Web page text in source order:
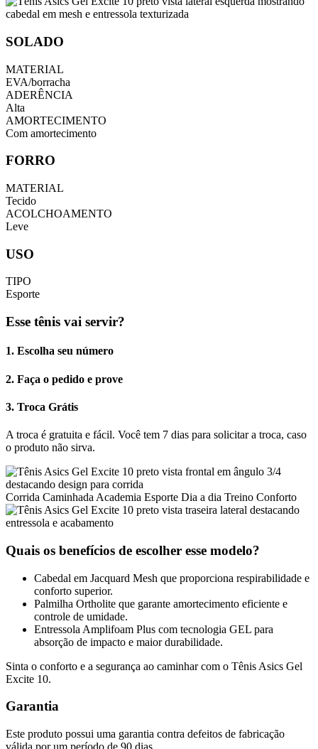
SOLADO
MATERIAL
EVA/borracha
ADERÊNCIA
Alta
AMORTECIMENTO
Com amortecimento
FORRO
MATERIAL
Tecido
ACOLCHOAMENTO
Leve
USO
TIPO
Esporte
Esse tênis vai servir?
1. Escolha seu número
2. Faça o pedido e prove
3. Troca Grátis
A troca é gratuita e fácil. Você tem 7 dias para solicitar a troca, caso
o produto não sirva.
Corrida Caminhada Academia Esporte Dia a dia Treino Conforto
Quais os benefícios de escolher esse modelo?
Cabedal em Jacquard Mesh que proporciona respirabilidade e
conforto superior.
Palmilha Ortholite que garante amortecimento eficiente e
controle de umidade.
Entressola Amplifoam Plus com tecnologia GEL para
absorção de impacto e maior durabilidade.
Sinta o conforto e a segurança ao caminhar com o Tênis Asics Gel
Excite 10.
Garantia
Este produto possui uma garantia contra defeitos de fabricação
válida por um período de 90 dias.